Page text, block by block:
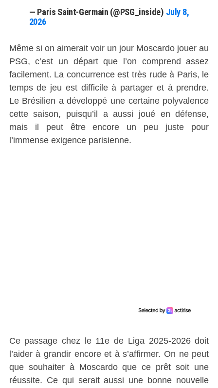
— Paris Saint-Germain (@PSG_inside) July 8,
2026
Même si on aimerait voir un jour Moscardo jouer au
PSG, c’est un départ que l’on comprend assez
facilement. La concurrence est très rude à Paris, le
temps de jeu est difficile à partager et à prendre.
Le Brésilien a développé une certaine polyvalence
cette saison, puisqu’il a aussi joué en défense,
mais il peut être encore un peu juste pour
l’immense exigence parisienne.
Ce passage chez le 11e de Liga 2025-2026 doit
l’aider à grandir encore et à s’affirmer. On ne peut
que souhaiter à Moscardo que ce prêt soit une
réussite. Ce qui serait aussi une bonne nouvelle